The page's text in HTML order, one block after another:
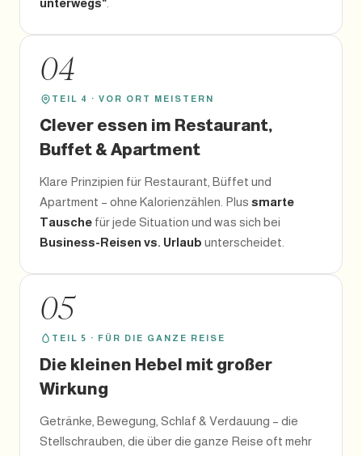
unterwegs“
04
TEIL 4 · VOR ORT MEISTERN
Clever essen im Restaurant,
Buffet & Apartment
Klare Prinzipien für Restaurant, Büffet und
Apartment – ohne Kalorienzählen. Plus smarte
Tausche für jede Situation und was sich bei
Business-Reisen vs. Urlaub unterscheidet.
05
TEIL 5 · FÜR DIE GANZE REISE
Die kleinen Hebel mit großer
Wirkung
Getränke, Bewegung, Schlaf & Verdauung – die
Stellschrauben, die über die ganze Reise oft mehr